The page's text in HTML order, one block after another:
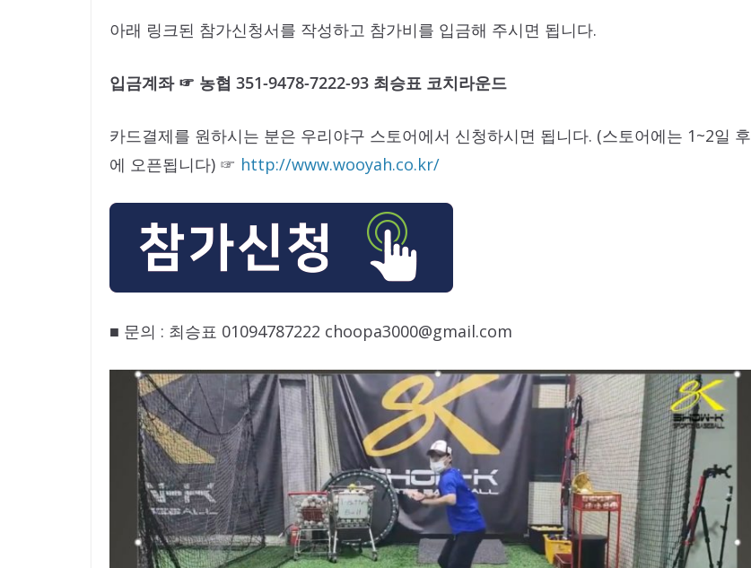
아래 링크된 참가신청서를 작성하고 참가비를 입금해 주시면 됩니다.
입금계좌 ☞ 농협 351-9478-7222-93 최승표 코치라운드
카드결제를 원하시는 분은 우리야구 스토어에서 신청하시면 됩니다. (스토어에는 1~2일 후
에 오픈됩니다) ☞ http://www.wooyah.co.kr/
​​■ 문의 : 최승표 01094787222 choopa3000@gmail.com